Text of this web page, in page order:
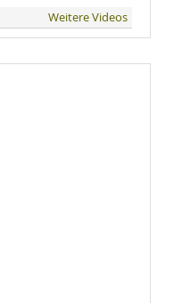
Weitere Videos